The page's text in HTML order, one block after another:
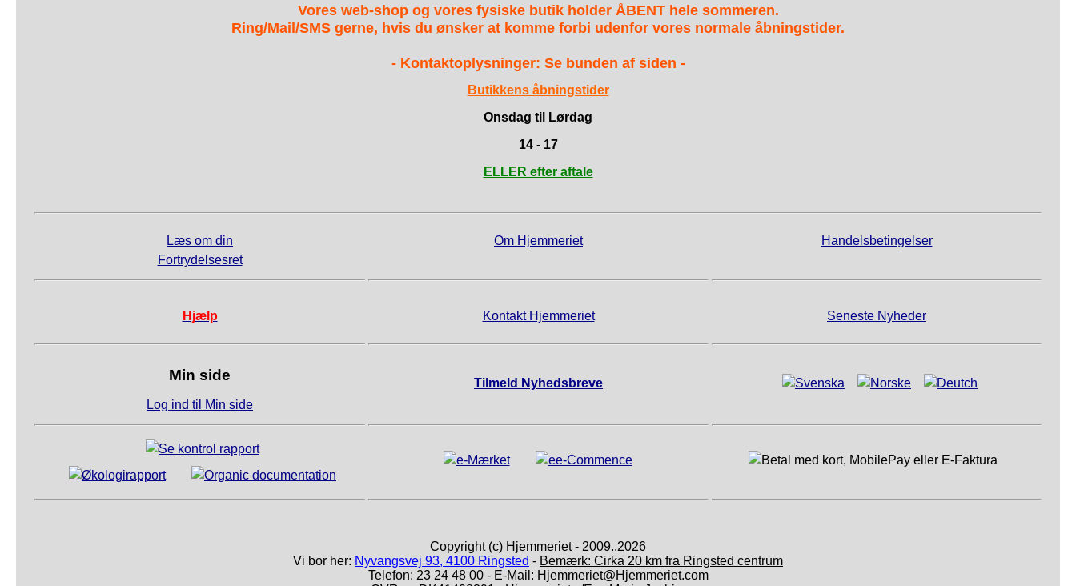
Vores web-shop og vores fysiske butik holder ÅBENT hele sommeren.
Ring/Mail/SMS gerne, hvis du ønsker at komme forbi udenfor vores normale åbningstider.
- Kontaktoplysninger: Se bunden af siden -
Butikkens åbningstider
Onsdag til Lørdag
14 - 17
ELLER efter aftale
Læs om din
Fortrydelsesret
Om Hjemmeriet Handelsbetingelser
Hjælp Kontakt Hjemmeriet Seneste Nyheder
Min side
Log ind til Min side
Tilmeld Nyhedsbreve
Copyright (c) Hjemmeriet - 2009..2026
Vi bor her: Nyvangsvej 93, 4100 Ringsted - Bemærk: Cirka 20 km fra Ringsted centrum
Telefon: 23 24 48 00 - E-Mail: Hjemmeriet@Hjemmeriet.com